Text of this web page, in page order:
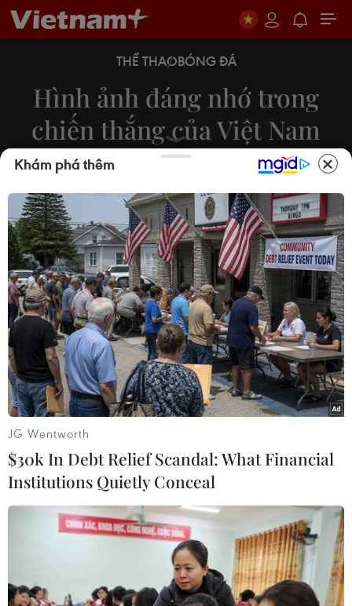
THỂ THAOBÓNG ĐÁ
Hình ảnh đáng nhớ trong
chiến thắng của Việt Nam
trước Malaysia
16/11/2018 22:17
Công Phượng và Anh Đức đã thay nhau lập công
để giúp Việt Nam đánh bại Malaysia 2-0 ở trận
cầu tâm điểm bảng A giải AFF Suzuki Cup 2018.
Công Phượng và Anh Đức đã thay nhau lập công để giúp Việt
Nam đánh bại Malaysia 2-0 ở trận cầu tâm điểm bảng A giải
AFF Suzuki Cup 2018. (Ảnh: Trọng Đạt/TTXVN)
Khám phá thêm
JG Wentworth
$30k In Debt Relief Scandal: What Financial
Institutions Quietly Conceal